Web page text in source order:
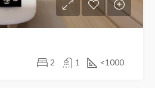
2 1 <1000